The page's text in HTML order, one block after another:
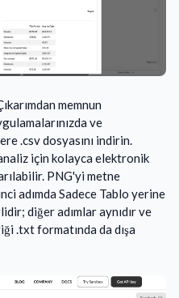
memnun
ve
.csv dosyasını indirin.
için kolayca elektronik
PNG'yi metne
adımda Sadece Tablo yerine
diğer adımlar aynıdır ve
.txt formatında da dışa